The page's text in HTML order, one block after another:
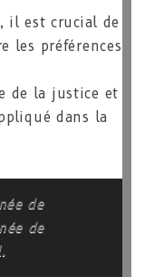
il est crucial de
les préférences
de la justice et
dans la
de
de